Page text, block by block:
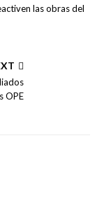
las obras del
OPE